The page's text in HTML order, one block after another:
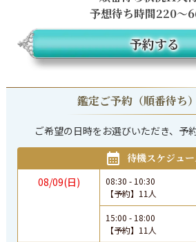
予想待ち時間220〜
予約する
鑑定ご予約（順番待ち
ご希望の日時をお選びいただき、予
待機スケジュ
08/09(日)
08:30 - 10:30
【予約】 11 人
15:00 - 18:00
【予約】 11 人